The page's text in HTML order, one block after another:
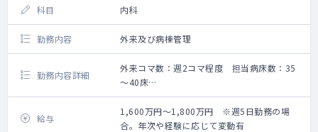
科目 内科
勤務内容 外来及び病棟管理
勤務内容詳細
外来コマ数：週2コマ程度 担当病床数：35
～40床
・外来：週2コマ程度
・病棟受け持ち患者数：35～40名程度
・早番・遅番は週1回ずつお願いしたい意向で
給与
1,600万円～1,800万円 ※週5日勤務の場
合。年次や経験に応じて変動有